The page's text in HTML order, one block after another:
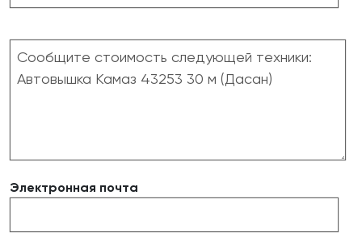
Электронная почта